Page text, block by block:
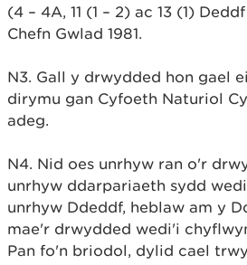
(4 – 4A, 11 (1 – 2) ac 13 (1)
Chefn Gwlad 1981.
N3. Gall y drwydded hon gael
dirymu gan Cyfoeth Naturiol
adeg.
N4. Nid oes unrhyw ran o'r
unrhyw ddarpariaeth sydd
unrhyw Ddeddf, heblaw am y
mae'r drwydded wedi'i
Pan fo'n briodol, dylid cael